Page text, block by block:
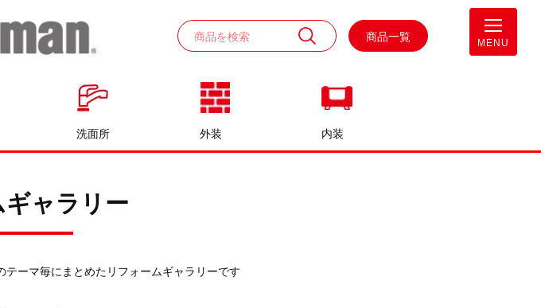
ームならハン
商品一覧
洗面所 外装 内装
MENU
ギャラリー
ーマ毎にまとめたリフォームギャラリーです